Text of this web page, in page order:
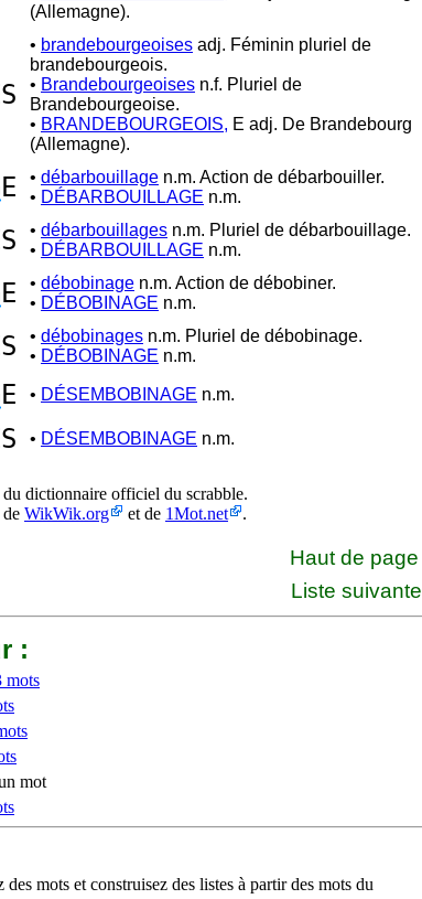
(Allemagne).
• brandebourgeoises adj. Féminin pluriel de
brandebourgeois.
• Brandebourgeoises n.f. Pluriel de
Brandebourgeoise.
• BRANDEBOURGEOIS, E adj. De Brandebourg
(Allemagne).
E • débarbouillage n.m. Action de débarbouiller.
• DÉBARBOUILLAGE n.m.
• débarbouillages n.m. Pluriel de débarbouillage.
• DÉBARBOUILLAGE n.m.
E • débobinage n.m. Action de débobiner.
• DÉBOBINAGE n.m.
• débobinages n.m. Pluriel de débobinage.
• DÉBOBINAGE n.m.
E • DÉSEMBOBINAGE n.m.
• DÉSEMBOBINAGE n.m.
dictionnaire officiel du scrabble.
WikWik.org et de 1Mot.net .
Haut de page
Liste suivante
:
mots
mot
des mots et construisez des listes à partir des mots du